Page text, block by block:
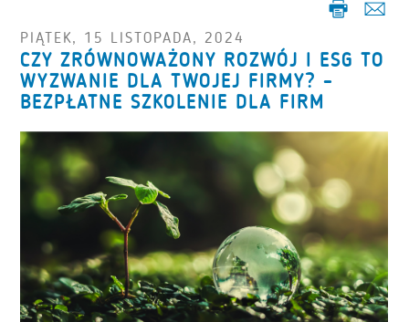
PIĄTEK, 15 LISTOPADA, 2024
CZY ZRÓWNOWAŻONY ROZWÓJ I ESG TO
WYZWANIE DLA TWOJEJ FIRMY? –
BEZPŁATNE SZKOLENIE DLA FIRM